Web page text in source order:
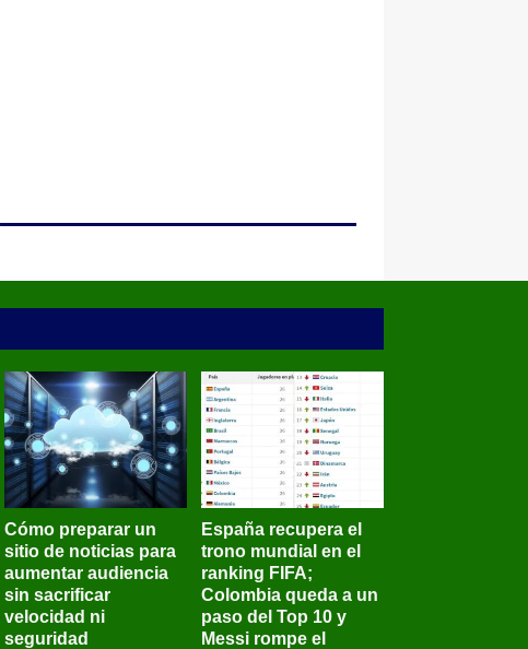
Cómo preparar un
sitio de noticias para
aumentar audiencia
sin sacrificar
velocidad ni
seguridad
España recupera el
trono mundial en el
ranking FIFA;
Colombia queda a un
paso del Top 10 y
Messi rompe el